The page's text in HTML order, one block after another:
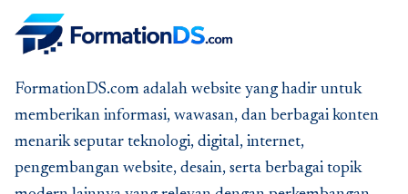
FormationDS.com adalah website yang hadir untuk
memberikan informasi, wawasan, dan berbagai konten
menarik seputar teknologi, digital, internet,
pengembangan website, desain, serta berbagai topik